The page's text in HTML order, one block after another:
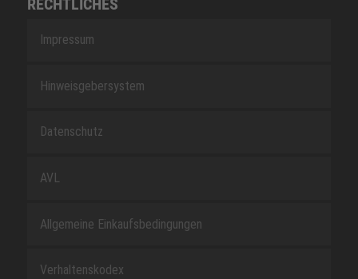
Impressum
Hinweisgebersystem
Datenschutz
AVL
Allgemeine Einkaufsbedingungen
Verhaltenskodex